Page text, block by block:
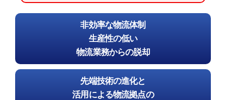
非効率な物流体制
生産性の低い
物流業務からの脱却
先端技術の進化と
活用による物流拠点の